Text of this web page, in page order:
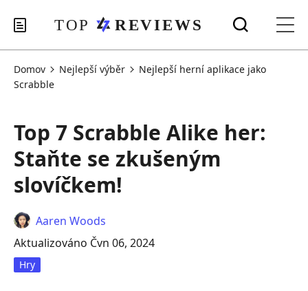
Domov Nejlepší výběr
Nejlepší herní aplikace jako
Scrabble
Top 7 Scrabble Alike her:
Staňte se zkušeným
slovíčkem!
Aaren Woods
Aktualizováno Čvn 06, 2024
Hry